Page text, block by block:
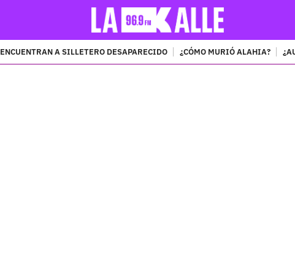
ENCUENTRAN A SILLETERO DESAPARECIDO ¿CÓMO MURIÓ ALAHIA?